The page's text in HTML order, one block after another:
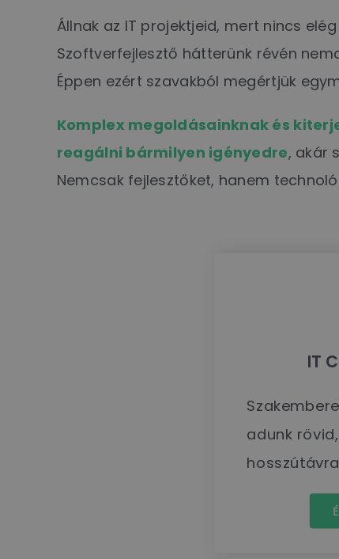
Állnak az IT projektjeid, mert nincs
Szoftverfejlesztő hátterünk révén
Éppen ezért szavakból megértjük
Komplex megoldásainknak és
reagálni bármilyen igényedre, akár
Nemcsak fejlesztőket, hanem
IT
adunk